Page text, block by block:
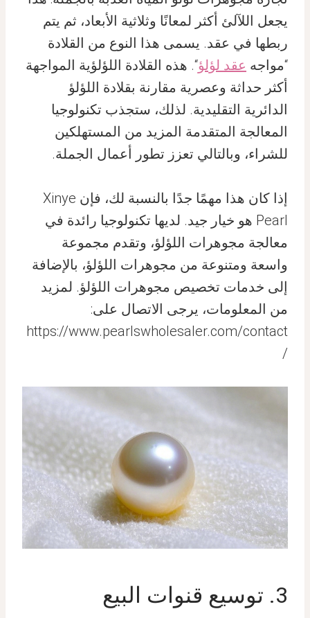
يجعل اللآلئ أكثر لمعانًا وثلاثية الأبعاد، ثم يتم
ربطها في عقد. يسمى هذا النوع من القلادة
“مواجه عقد لؤلؤ“. هذه القلادة اللؤلؤية المواجهة
أكثر حداثة وعصرية مقارنة بقلادة اللؤلؤ
الدائرية التقليدية. لذلك، ستجذب تكنولوجيا
المعالجة المتقدمة المزيد من المستهلكين
للشراء، وبالتالي تعزز تطور أعمال الجملة.
إذا كان هذا مهمًا جدًا بالنسبة لك، فإن Xinye
Pearl هو خيار جيد. لديها تكنولوجيا رائدة في
معالجة مجوهرات اللؤلؤ، وتقدم مجموعة
واسعة ومتنوعة من مجوهرات اللؤلؤ، بالإضافة
إلى خدمات تخصيص مجوهرات اللؤلؤ. لمزيد
من المعلومات، يرجى الاتصال على:
https://www.pearlswholesaler.com/contact
/
3. توسيع قنوات البيع